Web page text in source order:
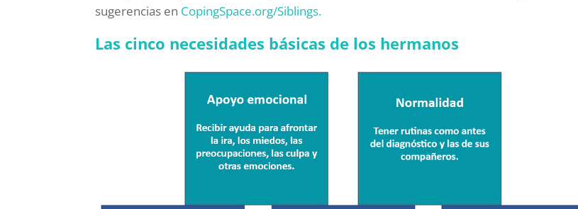
sugerencias en CopingSpace.org/Siblings.
Las cinco necesidades básicas de los hermanos